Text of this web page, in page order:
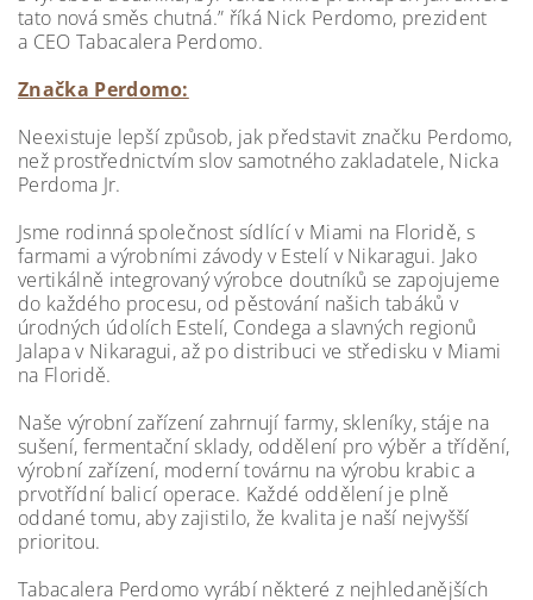
tato nová směs chutná.” říká Nick Perdomo, prezident
a CEO Tabacalera Perdomo.
Značka Perdomo:
Neexistuje lepší způsob, jak představit značku Perdomo,
než prostřednictvím slov samotného zakladatele, Nicka
Perdoma Jr.
Jsme rodinná společnost sídlící v Miami na Floridě, s
farmami a výrobními závody v Estelí v Nikaragui. Jako
vertikálně integrovaný výrobce doutníků se zapojujeme
do každého procesu, od pěstování našich tabáků v
úrodných údolích Estelí, Condega a slavných regionů
Jalapa v Nikaragui, až po distribuci ve středisku v Miami
na Floridě.
Naše výrobní zařízení zahrnují farmy, skleníky, stáje na
sušení, fermentační sklady, oddělení pro výběr a třídění,
výrobní zařízení, moderní továrnu na výrobu krabic a
prvotřídní balicí operace. Každé oddělení je plně
oddané tomu, aby zajistilo, že kvalita je naší nejvyšší
prioritou.
Tabacalera Perdomo vyrábí některé z nejhledanějších